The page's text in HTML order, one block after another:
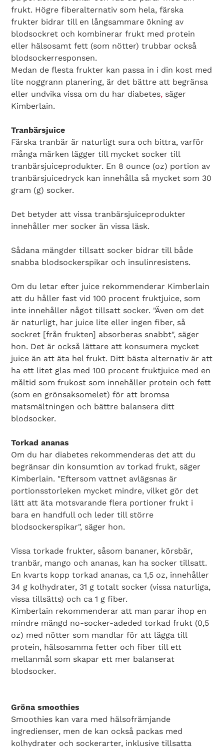
frukt. Högre fiberalternativ som hela, färska
frukter bidrar till en långsammare ökning av
blodsockret och kombinerar frukt med protein
eller hälsosamt fett (som nötter) trubbar också
blodsockerresponsen.
Medan de flesta frukter kan passa in i din kost med
lite noggrann planering, är det bättre att begränsa
eller undvika vissa om du har diabetes, säger
Kimberlain.
Tranbärsjuice
Färska tranbär är naturligt sura och bittra, varför
många märken lägger till mycket socker till
tranbärsjuiceprodukter. En 8 ounce (oz) portion av
tranbärsjuicedryck kan innehålla så mycket som 30
gram (g) socker.
Det betyder att vissa tranbärsjuiceprodukter
innehåller mer socker än vissa läsk.
Sådana mängder tillsatt socker bidrar till både
snabba blodsockerspikar och insulinresistens.
Om du letar efter juice rekommenderar Kimberlain
att du håller fast vid 100 procent fruktjuice, som
inte innehåller något tillsatt socker. "Även om det
är naturligt, har juice lite eller ingen fiber, så
sockret [från frukten] absorberas snabbt", säger
hon. Det är också lättare att konsumera mycket
juice än att äta hel frukt. Ditt bästa alternativ är att
ha ett litet glas med 100 procent fruktjuice med en
måltid som frukost som innehåller protein och fett
(som en grönsaksomelet) för att bromsa
matsmältningen och bättre balansera ditt
blodsocker.
Torkad ananas
Om du har diabetes rekommenderas det att du
begränsar din konsumtion av torkad frukt, säger
Kimberlain. "Eftersom vattnet avlägsnas är
portionsstorleken mycket mindre, vilket gör det
lätt att äta motsvarande flera portioner frukt i
bara en handfull och leder till större
blodsockerspikar", säger hon.
Vissa torkade frukter, såsom bananer, körsbär,
tranbär, mango och ananas, kan ha socker tillsatt.
En kvarts kopp torkad ananas, ca 1,5 oz, innehåller
34 g kolhydrater, 31 g totalt socker (vissa naturliga,
vissa tillsätts) och ca 1 g fiber.
Kimberlain rekommenderar att man parar ihop en
mindre mängd no-socker-adeded torkad frukt (0,5
oz) med nötter som mandlar för att lägga till
protein, hälsosamma fetter och fiber till ett
mellanmål som skapar ett mer balanserat
blodsocker.
Gröna smoothies
Smoothies kan vara med hälsofrämjande
ingredienser, men de kan också packas med
kolhydrater och sockerarter, inklusive tillsatta